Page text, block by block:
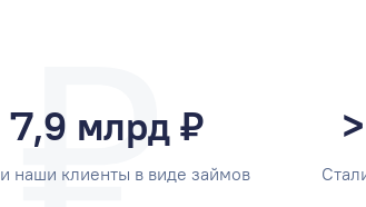
7,9 млрд ₽
наши клиенты в виде займов